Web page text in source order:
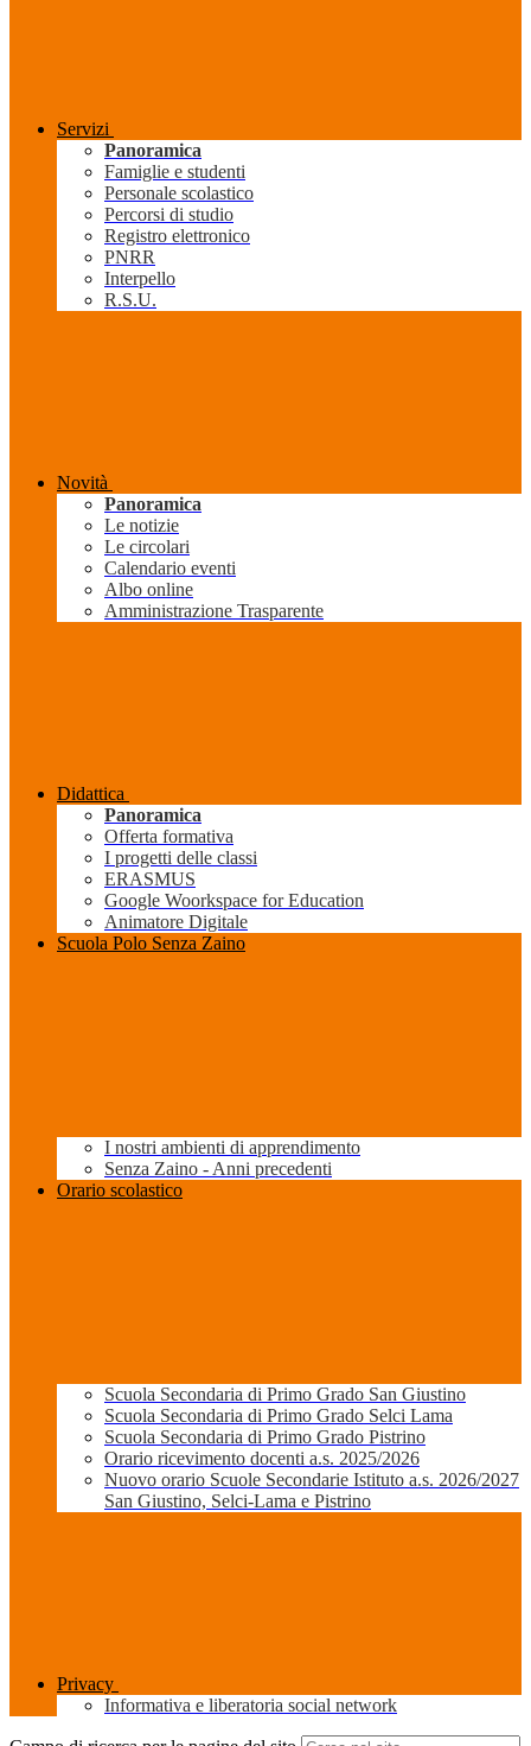
Servizi
Panoramica
Famiglie e studenti
Personale scolastico
Percorsi di studio
Registro elettronico
PNRR
Interpello
R.S.U.
Novità
Panoramica
Le notizie
Le circolari
Calendario eventi
Albo online
Amministrazione Trasparente
Didattica
Panoramica
Offerta formativa
I progetti delle classi
ERASMUS
Google Woorkspace for Education
Animatore Digitale
Scuola Polo Senza Zaino
I nostri ambienti di apprendimento
Senza Zaino - Anni precedenti
Orario scolastico
Scuola Secondaria di Primo Grado San Giustino
Scuola Secondaria di Primo Grado Selci Lama
Scuola Secondaria di Primo Grado Pistrino
Orario ricevimento docenti a.s. 2025/2026
Nuovo orario Scuole Secondarie Istituto a.s. 2026/2027
San Giustino, Selci-Lama e Pistrino
Privacy
Informativa e liberatoria social network